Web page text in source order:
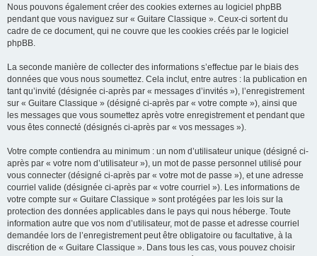
Nous pouvons également créer des cookies externes au logiciel phpBB
pendant que vous naviguez sur « Guitare Classique ». Ceux-ci sortent du
cadre de ce document, qui ne couvre que les cookies créés par le logiciel
phpBB.
La seconde manière de collecter des informations s’effectue par le biais des
données que vous nous soumettez. Cela inclut, entre autres : la publication en
tant qu’invité (désignée ci-après par « messages d’invités »), l’enregistrement
sur « Guitare Classique » (désigné ci-après par « votre compte »), ainsi que
les messages que vous soumettez après votre enregistrement et pendant que
vous êtes connecté (désignés ci-après par « vos messages »).
Votre compte contiendra au minimum : un nom d’utilisateur unique (désigné ci-
après par « votre nom d’utilisateur »), un mot de passe personnel utilisé pour
vous connecter (désigné ci-après par « votre mot de passe »), et une adresse
courriel valide (désignée ci-après par « votre courriel »). Les informations de
votre compte sur « Guitare Classique » sont protégées par les lois sur la
protection des données applicables dans le pays qui nous héberge. Toute
information autre que vos nom d’utilisateur, mot de passe et adresse courriel
demandée lors de l’enregistrement peut être obligatoire ou facultative, à la
discrétion de « Guitare Classique ». Dans tous les cas, vous pouvez choisir